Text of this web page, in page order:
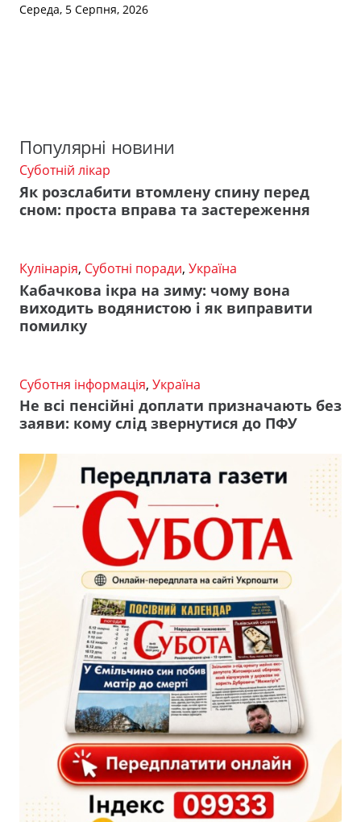
Середа, 5 Серпня, 2026
Популярні новини
Суботній лікар
Як розслабити втомлену спину перед
сном: проста вправа та застереження
Кулінарія, Суботні поради, Україна
Кабачкова ікра на зиму: чому вона
виходить водянистою і як виправити
помилку
Суботня інформація, Україна
Не всі пенсійні доплати призначають без
заяви: кому слід звернутися до ПФУ